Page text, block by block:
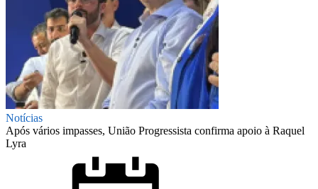
Notícias
Após vários impasses, União Progressista confirma apoio à Raquel
Lyra